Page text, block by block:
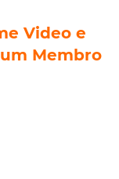
Video e
Membro